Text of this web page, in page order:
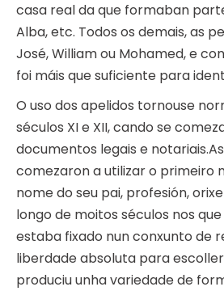
casa real da que formaban
Alba, etc. Todos os demais, as
José, William ou Mohamed, e
foi máis que suficiente para
O uso dos apelidos tornouse
séculos XI e XII, cando se
documentos legais e
comezaron a utilizar o primeiro
nome do seu pai, profesión,
longo de moitos séculos nos
estaba fixado nun conxunto de
liberdade absoluta para
produciu unha variedade de